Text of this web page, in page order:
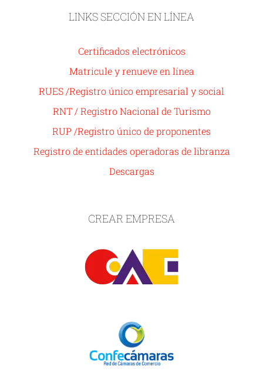
LINKS SECCIÓN EN LÍNEA
Certificados electrónicos
Matricule y renueve en línea
RUES /Registro único empresarial y social
RNT / Registro Nacional de Turismo
RUP /Registro único de proponentes
Registro de entidades operadoras de libranza
Descargas
CREAR EMPRESA